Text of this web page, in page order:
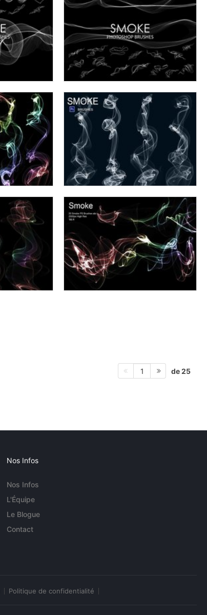
1 de 25
Nos Infos
Nos Infos
L'Équipe
Le Blogue
Contact
Politique de confidentialité